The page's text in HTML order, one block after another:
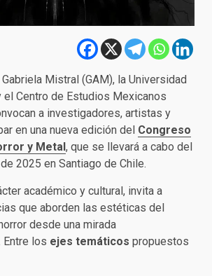
Mistral (GAM), la Universidad
el Centro de Estudios Mexicanos
a investigadores, artistas y
en una nueva edición del Congreso
y Metal, que se llevará a cabo del
2025 en Santiago de Chile.
académico y cultural, invita a
que aborden las estéticas del
desde una mirada
los ejes temáticos propuestos